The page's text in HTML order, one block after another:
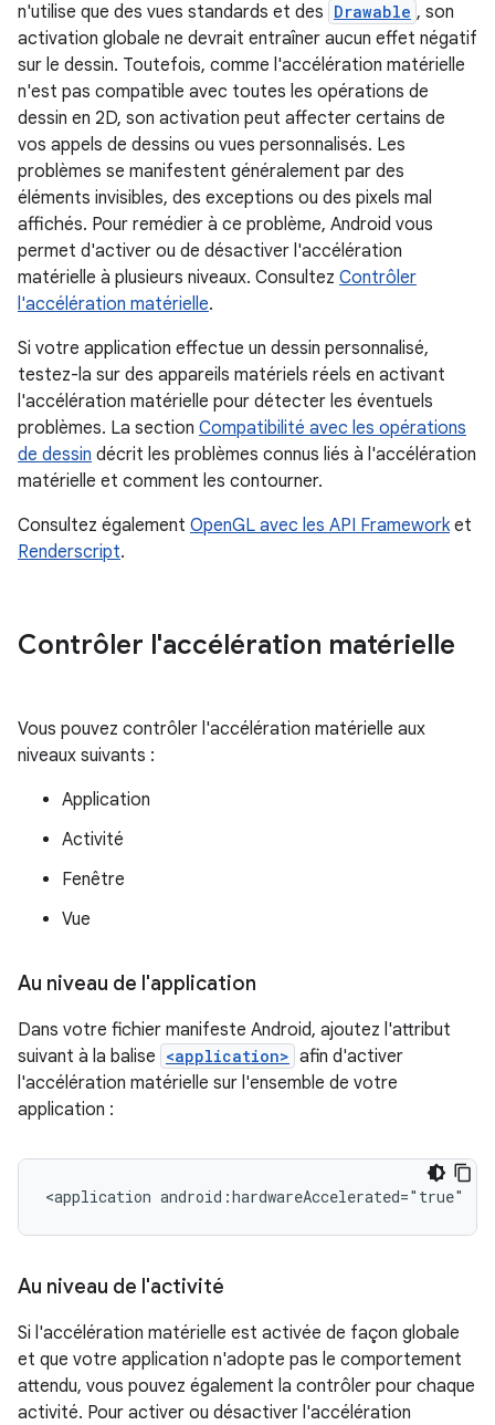
n'utilise que des vues standards et des Drawable , son
activation globale ne devrait entraîner aucun effet négatif
sur le dessin. Toutefois, comme l'accélération matérielle
n'est pas compatible avec toutes les opérations de
dessin en 2D, son activation peut affecter certains de
vos appels de dessins ou vues personnalisés. Les
problèmes se manifestent généralement par des
éléments invisibles, des exceptions ou des pixels mal
affichés. Pour remédier à ce problème, Android vous
permet d'activer ou de désactiver l'accélération
matérielle à plusieurs niveaux. Consultez Contrôler
l'accélération matérielle.
Si votre application effectue un dessin personnalisé,
testez-la sur des appareils matériels réels en activant
l'accélération matérielle pour détecter les éventuels
problèmes. La section Compatibilité avec les opérations
de dessin décrit les problèmes connus liés à l'accélération
matérielle et comment les contourner.
Consultez également OpenGL avec les API Frameworket
Renderscript.
Contrôler l'accélération matérielle
Vous pouvez contrôler l'accélération matérielle aux
niveaux suivants :
Application
Activité
Fenêtre
Vue
Au niveau de l'application
Dans votre fichier manifeste Android, ajoutez l'attribut
suivant à la balise <application> afin d'activer
l'accélération matérielle sur l'ensemble de votre
application :
<application android:hardwareAccelerated="true"
Au niveau de l'activité
Si l'accélération matérielle est activée de façon globale
et que votre application n'adopte pas le comportement
attendu, vous pouvez également la contrôler pour chaque
activité. Pour activer ou désactiver l'accélération